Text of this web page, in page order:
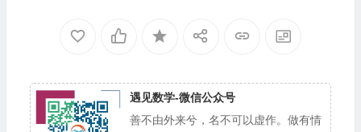
遇见数学-微信公众号
善不由外来兮，名不可以虚作。做有情